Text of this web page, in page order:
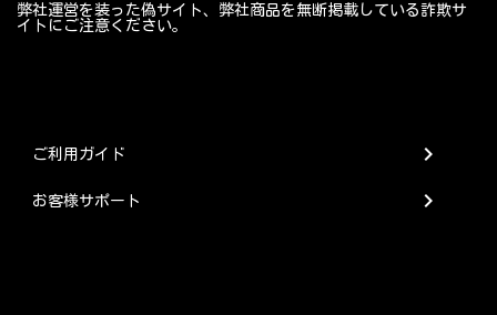
弊社運営を装った偽サイト、弊社商品を無断掲載している詐欺サ
イトにご注意ください。
ご利用ガイド chevron_right
お客様サポート chevron_right